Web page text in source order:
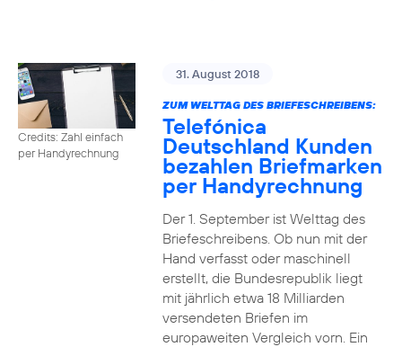
Credits: Zahl einfach
per Handyrechnung
31. August 2018
ZUM WELTTAG DES BRIEFESCHREIBENS:
Telefónica
Deutschland Kunden
bezahlen Briefmarken
per Handyrechnung
Der 1. September ist Welttag des
Briefeschreibens. Ob nun mit der
Hand verfasst oder maschinell
erstellt, die Bundesrepublik liegt
mit jährlich etwa 18 Milliarden
versendeten Briefen im
europaweiten Vergleich vorn. Ein